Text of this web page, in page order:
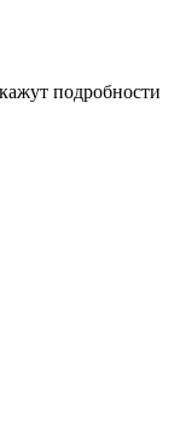
подробности